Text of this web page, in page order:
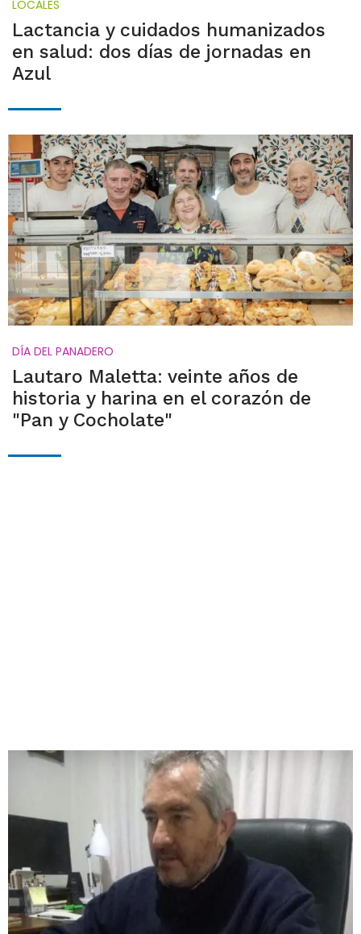
LOCALES
Lactancia y cuidados humanizados
en salud: dos días de jornadas en
Azul
DÍA DEL PANADERO
Lautaro Maletta: veinte años de
historia y harina en el corazón de
"Pan y Cocholate"